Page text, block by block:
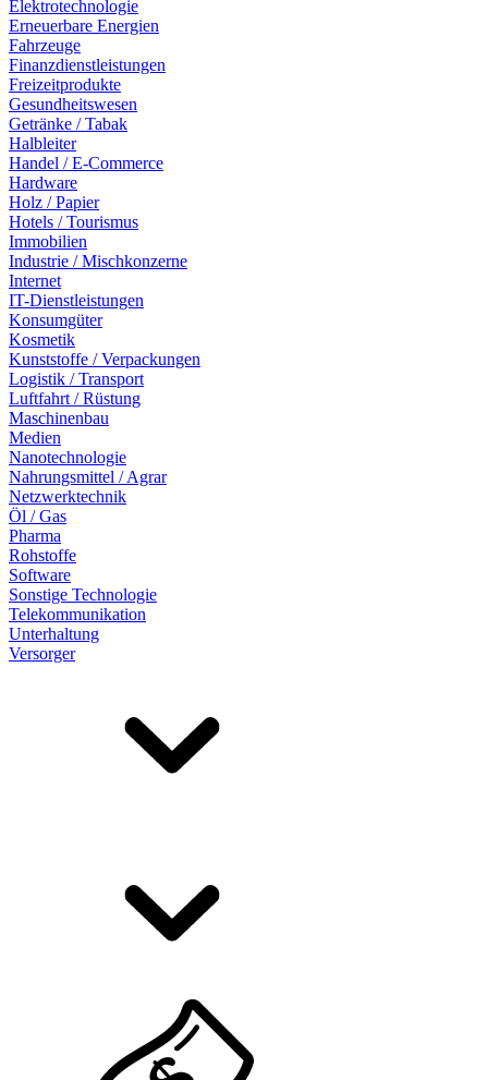
Elektrotechnologie
Erneuerbare Energien
Fahrzeuge
Finanzdienstleistungen
Freizeitprodukte
Gesundheitswesen
Getränke / Tabak
Halbleiter
Handel / E-Commerce
Hardware
Holz / Papier
Hotels / Tourismus
Immobilien
Industrie / Mischkonzerne
Internet
IT-Dienstleistungen
Konsumgüter
Kosmetik
Kunststoffe / Verpackungen
Logistik / Transport
Luftfahrt / Rüstung
Maschinenbau
Medien
Nanotechnologie
Nahrungsmittel / Agrar
Netzwerktechnik
Öl / Gas
Pharma
Rohstoffe
Software
Sonstige Technologie
Telekommunikation
Unterhaltung
Versorger